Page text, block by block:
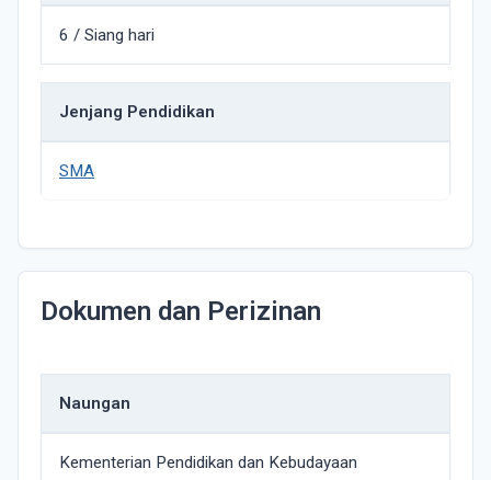
6 / Siang hari
Jenjang Pendidikan
SMA
Dokumen dan Perizinan
Naungan
Kementerian Pendidikan dan Kebudayaan